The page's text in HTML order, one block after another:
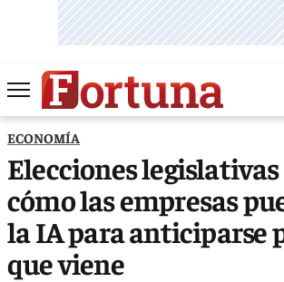
ECONOMÍA
Elecciones legislativas
cómo las empresas
la IA para anticiparse
que viene